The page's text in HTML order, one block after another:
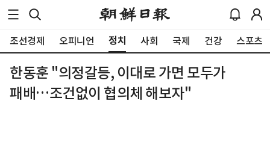
조선경제 오피니언 정치 사회 국제 건강 스포츠
한동훈 "의정갈등, 이대로 가면 모두가
패배…조건없이 협의체 해보자"